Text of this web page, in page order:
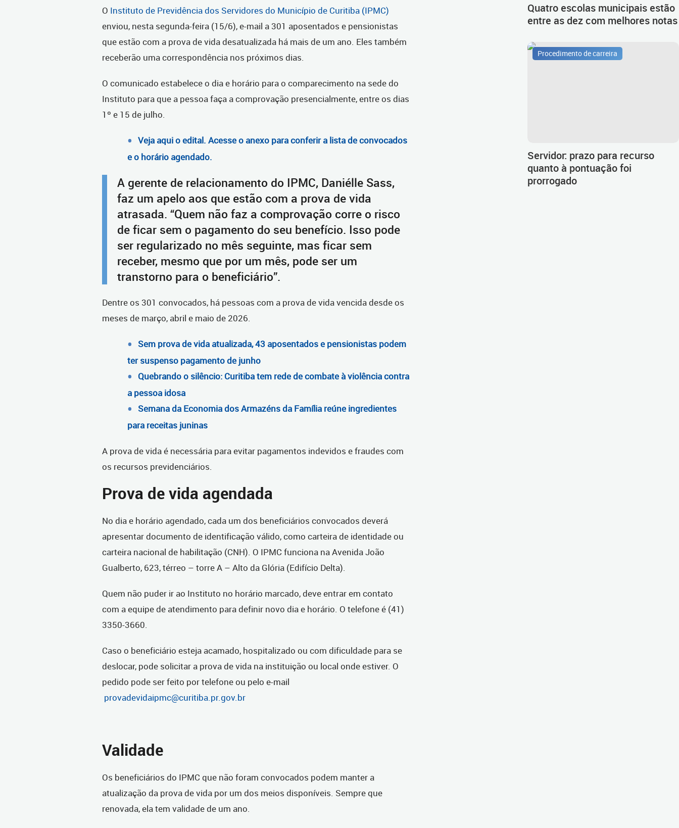
O Instituto de Previdência dos Servidores do Município de Curitiba (IPMC)
enviou, nesta segunda-feira (15/6), e-mail a 301 aposentados e pensionistas
que estão com a prova de vida desatualizada há mais de um ano. Eles também
receberão uma correspondência nos próximos dias.
O comunicado estabelece o dia e horário para o comparecimento na sede do
Instituto para que a pessoa faça a comprovação presencialmente, entre os dias
1º e 15 de julho.
Veja aqui o edital. Acesse o anexo para conferir a lista de convocados
e o horário agendado.
A gerente de relacionamento do IPMC, Daniélle Sass,
faz um apelo aos que estão com a prova de vida
atrasada. “Quem não faz a comprovação corre o risco
de ficar sem o pagamento do seu benefício. Isso pode
ser regularizado no mês seguinte, mas ficar sem
receber, mesmo que por um mês, pode ser um
transtorno para o beneficiário”.
Dentre os 301 convocados, há pessoas com a prova de vida vencida desde os
meses de março, abril e maio de 2026.
Sem prova de vida atualizada, 43 aposentados e pensionistas podem
ter suspenso pagamento de junho
Quebrando o silêncio: Curitiba tem rede de combate à violência contra
a pessoa idosa
Semana da Economia dos Armazéns da Família reúne ingredientes
para receitas juninas
A prova de vida é necessária para evitar pagamentos indevidos e fraudes com
os recursos previdenciários.
Prova de vida agendada
No dia e horário agendado, cada um dos beneficiários convocados deverá
apresentar documento de identificação válido, como carteira de identidade ou
carteira nacional de habilitação (CNH). O IPMC funciona na Avenida João
Gualberto, 623, térreo – torre A – Alto da Glória (Edifício Delta).
Quem não puder ir ao Instituto no horário marcado, deve entrar em contato
com a equipe de atendimento para definir novo dia e horário. O telefone é (41)
3350-3660.
Caso o beneficiário esteja acamado, hospitalizado ou com dificuldade para se
deslocar, pode solicitar a prova de vida na instituição ou local onde estiver. O
pedido pode ser feito por telefone ou pelo e-mail
provadevidaipmc@curitiba.pr.gov.br
Validade
Os beneficiários do IPMC que não foram convocados podem manter a
atualização da prova de vida por um dos meios disponíveis. Sempre que
renovada, ela tem validade de um ano.
Quatro escolas municipais estão
entre as dez com melhores notas
Procedimento de carreira
Servidor: prazo para recurso
quanto à pontuação foi
prorrogado